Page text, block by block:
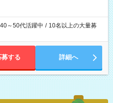
40～50代活躍中 / 10名以上の大量募
募する 詳細へ